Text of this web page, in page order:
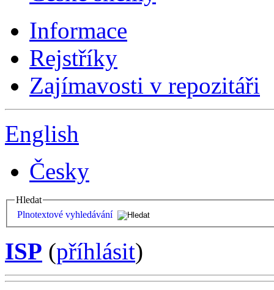
Informace
Rejstříky
Zajímavosti v repozitáři
English
Česky
Hledat
Plnotextové vyhledávání
ISP (příhlásit)